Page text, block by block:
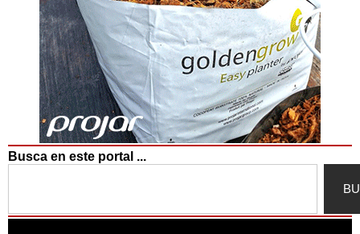
Busca en este portal ...